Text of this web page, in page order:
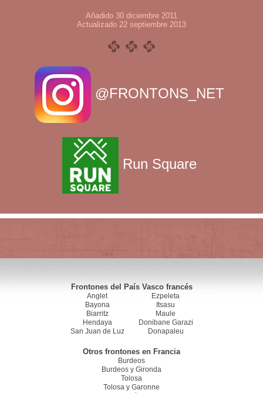
Añadido 30 diciembre 2011
Actualizado 22 septiembre 2013
@FRONTONS_NET
Run Square
Frontones del País Vasco francés
Anglet
Bayona
Biarritz
Hendaya
San Juan de Luz
Ezpeleta
Itsasu
Maule
Donibane Garazi
Donapaleu
Otros frontones en Francia
Burdeos
Burdeos y Gironda
Tolosa
Tolosa y Garonne